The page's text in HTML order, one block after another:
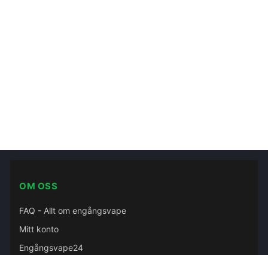
OM OSS
FAQ - Allt om engångsvape
Mitt konto
Engångsvape24